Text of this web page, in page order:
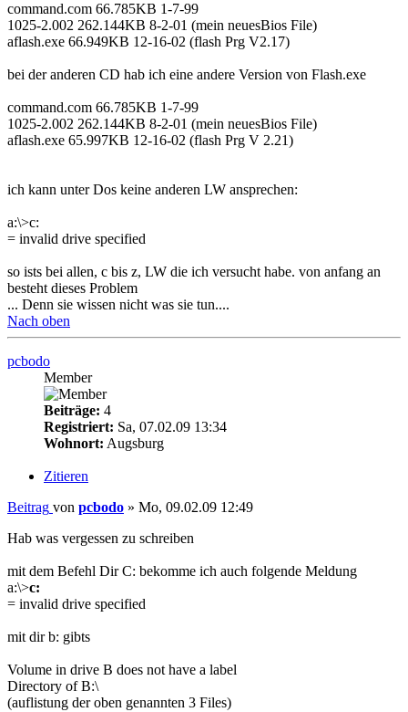
command.com 66.785KB 1-7-99
1025-2.002 262.144KB 8-2-01 (mein neuesBios File)
aflash.exe 66.949KB 12-16-02 (flash Prg V2.17)
bei der anderen CD hab ich eine andere Version von Flash.exe
command.com 66.785KB 1-7-99
1025-2.002 262.144KB 8-2-01 (mein neuesBios File)
aflash.exe 65.997KB 12-16-02 (flash Prg V 2.21)
ich kann unter Dos keine anderen LW ansprechen:
a:\>c:
= invalid drive specified
so ists bei allen, c bis z, LW die ich versucht habe. von anfang an
besteht dieses Problem
... Denn sie wissen nicht was sie tun....
Nach oben
pcbodo
Member
Beiträge: 4
Registriert: Sa, 07.02.09 13:34
Wohnort: Augsburg
Zitieren
Beitrag von pcbodo » Mo, 09.02.09 12:49
Hab was vergessen zu schreiben
mit dem Befehl Dir C: bekomme ich auch folgende Meldung
a:\>c:
= invalid drive specified
mit dir b: gibts
Volume in drive B does not have a label
Directory of B:\
(auflistung der oben genannten 3 Files)